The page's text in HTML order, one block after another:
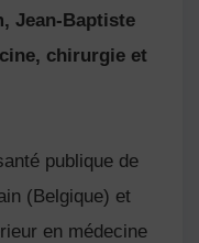
Jean-Baptiste
chirurgie et
publique de
(Belgique) et
en médecine